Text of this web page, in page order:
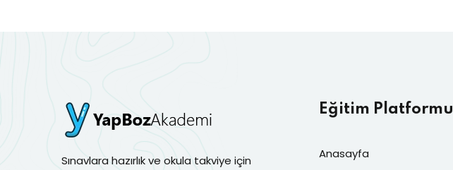
Sınavlara hazırlık ve okula takviye için
Eğitim Platformu
Anasayfa